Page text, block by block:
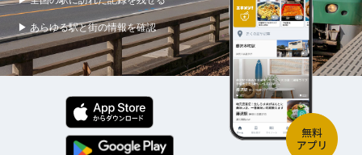
▶ あらゆる駅と街の情報を確認